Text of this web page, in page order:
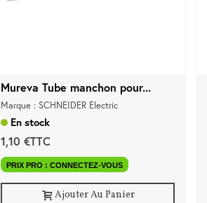
Mureva Tube manchon pour...
Marque : SCHNEIDER Electric
En stock
1,10 €TTC
PRIX PRO : CONNECTEZ-VOUS
Ajouter Au Panier